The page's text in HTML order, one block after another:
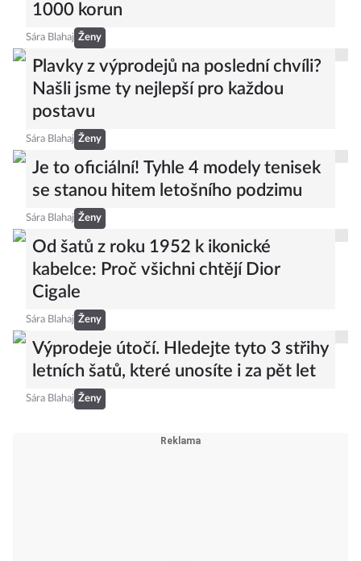
1000 korun
Sára Blahaj Ženy
Plavky z výprodejů na poslední chvíli?
Našli jsme ty nejlepší pro každou
postavu
Sára Blahaj Ženy
Je to oficiální! Tyhle 4 modely tenisek
se stanou hitem letošního podzimu
Sára Blahaj Ženy
Od šatů z roku 1952 k ikonické
kabelce: Proč všichni chtějí Dior
Cigale
Sára Blahaj Ženy
Výprodeje útočí. Hledejte tyto 3 střihy
letních šatů, které unosíte i za pět let
Sára Blahaj Ženy